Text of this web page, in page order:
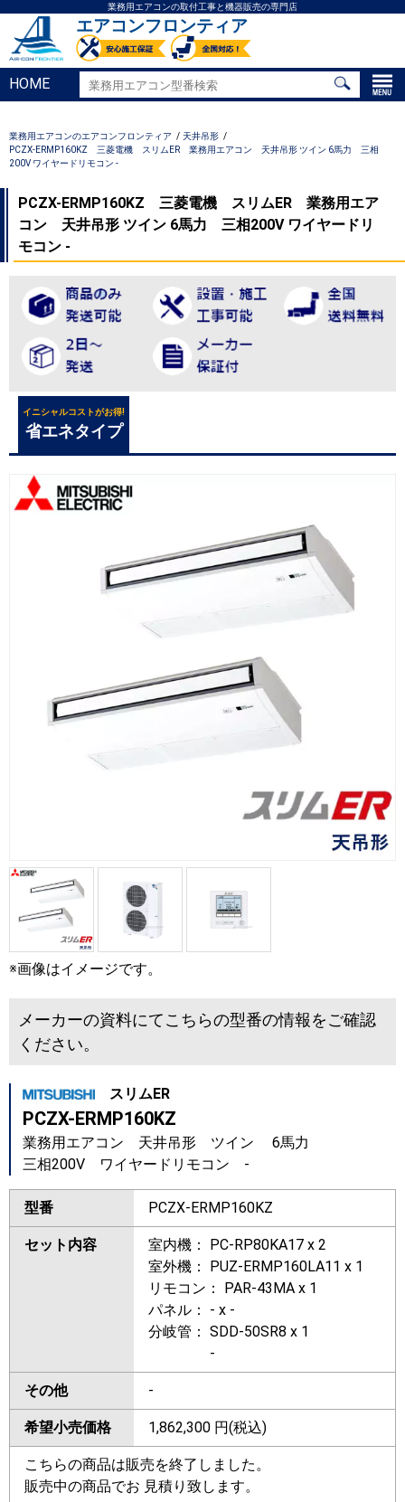
業務用エアコンの取付工事と機器販売の専門店
エアコンフロンティア
HOME
業務用エアコンのエアコンフロンティア
天井吊形
PCZX-ERMP160KZ 三菱電機 スリムER 業務用エアコン 天井吊形 ツイン 6馬力 三相
200V ワイヤードリモコン -
PCZX-ERMP160KZ 三菱電機 スリムER 業務用エア
コン 天井吊形 ツイン 6馬力 三相200V ワイヤードリ
モコン -
イニシャルコストがお得!
省エネタイプ
※画像はイメージです。
メーカーの資料にてこちらの型番の情報をご確認
ください。
スリムER
PCZX-ERMP160KZ
業務用エアコン 天井吊形 ツイン 6馬力
三相200V ワイヤードリモコン -
型番 PCZX-ERMP160KZ
セット内容
室内機： PC-RP80KA17 x 2
室外機： PUZ-ERMP160LA11 x 1
リモコン： PAR-43MA x 1
パネル： - x -
分岐管： SDD-50SR8 x 1
-
その他 -
希望小売価格 1,862,300 円(税込)
こちらの商品は販売を終了しました。
販売中の商品でお 見積り致します。